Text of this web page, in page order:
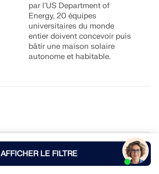
AFFICHER LE FILTRE
par l'US Department of
Energy, 20 équipes
universitaires du monde
entier doivent concevoir puis
bâtir une maison solaire
autonome et habitable.